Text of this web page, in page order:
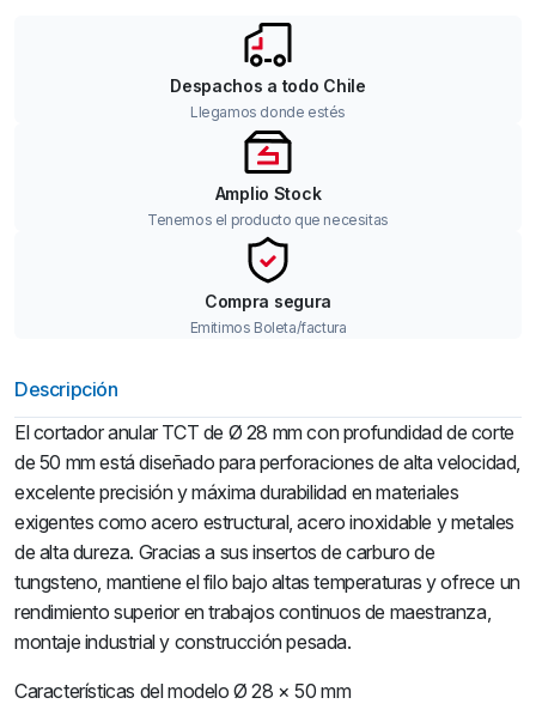
Despachos a todo Chile
Llegamos donde estés
Amplio Stock
Tenemos el producto que necesitas
Compra segura
Emitimos Boleta/factura
Descripción
El cortador anular TCT de Ø 28 mm con profundidad de corte
de 50 mm está diseñado para perforaciones de alta velocidad,
excelente precisión y máxima durabilidad en materiales
exigentes como acero estructural, acero inoxidable y metales
de alta dureza. Gracias a sus insertos de carburo de
tungsteno, mantiene el filo bajo altas temperaturas y ofrece un
rendimiento superior en trabajos continuos de maestranza,
montaje industrial y construcción pesada.
Características del modelo Ø 28 × 50 mm